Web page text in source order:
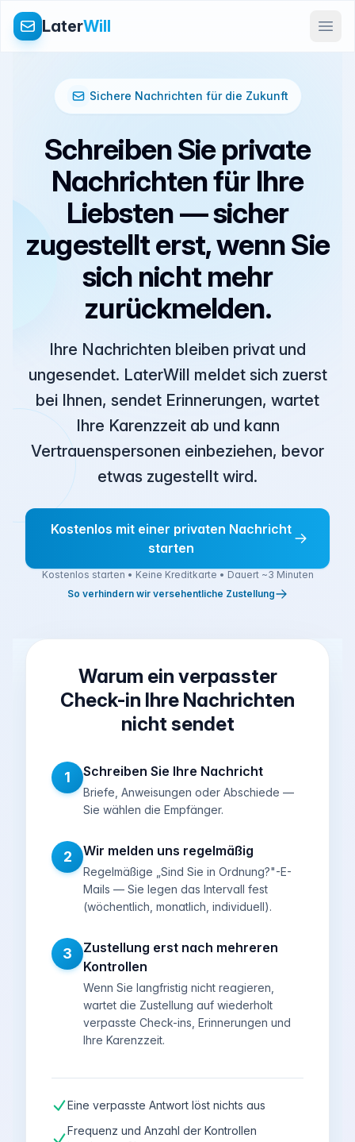
LaterWill
Sichere Nachrichten für die Zukunft
Schreiben Sie private
Nachrichten für Ihre
Liebsten — sicher
zugestellt erst, wenn Sie
sich nicht mehr
zurückmelden.
Ihre Nachrichten bleiben privat und
ungesendet. LaterWill meldet sich zuerst
bei Ihnen, sendet Erinnerungen, wartet
Ihre Karenzzeit ab und kann
Vertrauenspersonen einbeziehen, bevor
etwas zugestellt wird.
Kostenlos mit einer privaten Nachricht
starten
Kostenlos starten • Keine Kreditkarte • Dauert ~3 Minuten
So verhindern wir versehentliche Zustellung
Warum ein verpasster
Check-in Ihre Nachrichten
nicht sendet
1 Schreiben Sie Ihre Nachricht
Briefe, Anweisungen oder Abschiede —
Sie wählen die Empfänger.
2 Wir melden uns regelmäßig
Regelmäßige „Sind Sie in Ordnung?"-E-
Mails — Sie legen das Intervall fest
(wöchentlich, monatlich, individuell).
3
Zustellung erst nach mehreren
Kontrollen
Wenn Sie langfristig nicht reagieren,
wartet die Zustellung auf wiederholt
verpasste Check-ins, Erinnerungen und
Ihre Karenzzeit.
Eine verpasste Antwort löst nichts aus
Frequenz und Anzahl der Kontrollen